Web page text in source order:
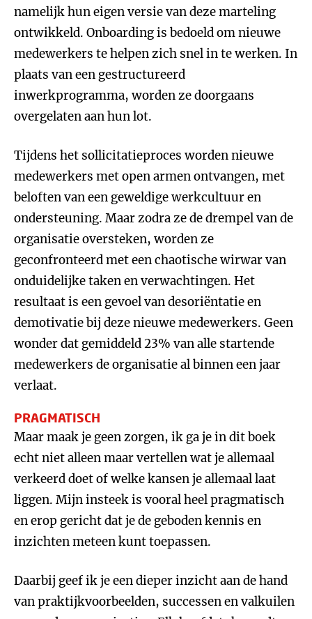
namelijk hun eigen versie van deze marteling
ontwikkeld. Onboarding is bedoeld om nieuwe
medewerkers te helpen zich snel in te werken. In
plaats van een gestructureerd
inwerkprogramma, worden ze doorgaans
overgelaten aan hun lot.
Tijdens het sollicitatieproces worden nieuwe
medewerkers met open armen ontvangen, met
beloften van een geweldige werkcultuur en
ondersteuning. Maar zodra ze de drempel van de
organisatie oversteken, worden ze
geconfronteerd met een chaotische wirwar van
onduidelijke taken en verwachtingen. Het
resultaat is een gevoel van desoriëntatie en
demotivatie bij deze nieuwe medewerkers. Geen
wonder dat gemiddeld 23% van alle startende
medewerkers de organisatie al binnen een jaar
verlaat.
PRAGMATISCH
Maar maak je geen zorgen, ik ga je in dit boek
echt niet alleen maar vertellen wat je allemaal
verkeerd doet of welke kansen je allemaal laat
liggen. Mijn insteek is vooral heel pragmatisch
en erop gericht dat je de geboden kennis en
inzichten meteen kunt toepassen.
Daarbij geef ik je een dieper inzicht aan de hand
van praktijkvoorbeelden, successen en valkuilen